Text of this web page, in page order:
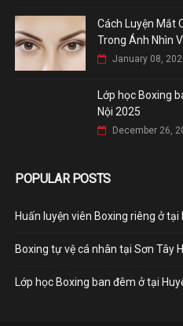
Cách Luyện Mắt
Trong Ánh Nhìn
January 08,
Lớp học Boxing
Nội 2025
December 26,
POPULAR POSTS
Huấn luyện viên Boxing riêng ở tại
Boxing tự vệ cá nhân tại Sơn Tây
Lớp học Boxing ban đêm ở tại